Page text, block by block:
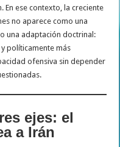
En ese contexto, la creciente
no aparece como una
una adaptación doctrinal:
políticamente más
ofensiva sin depender
ejes: el
a Irán